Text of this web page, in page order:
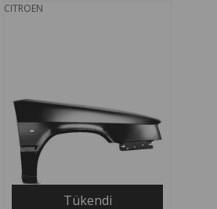
CITROEN
Tükendi